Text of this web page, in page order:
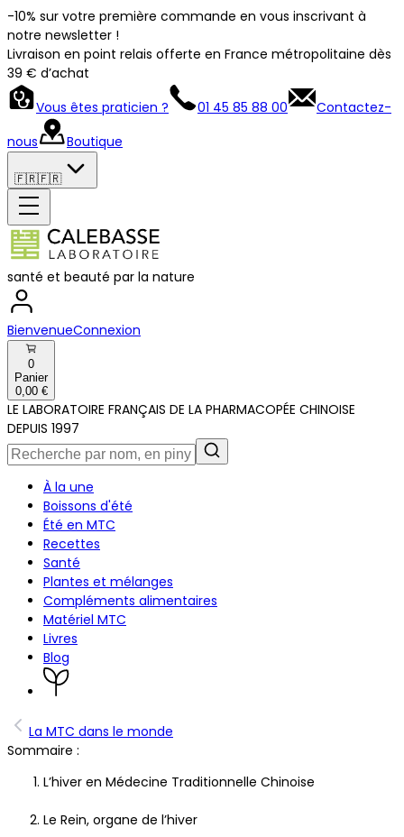
-10% sur votre première commande en vous inscrivant à
notre newsletter !
Livraison en point relais offerte en France métropolitaine dès
39 € d’achat
Vous êtes praticien ?
01 45 85 88 00
Contactez-
nous
Boutique
🇫🇷🇫🇷
santé et beauté par la nature
BienvenueConnexion
0
Panier
0,00 €
LE LABORATOIRE FRANÇAIS DE LA PHARMACOPÉE CHINOISE
DEPUIS 1997
À la une
Boissons d'été
Été en MTC
Recettes
Santé
Plantes et mélanges
Compléments alimentaires
Matériel MTC
Livres
Blog
La MTC dans le monde
Sommaire :
L’hiver en Médecine Traditionnelle Chinoise
Le Rein, organe de l’hiver